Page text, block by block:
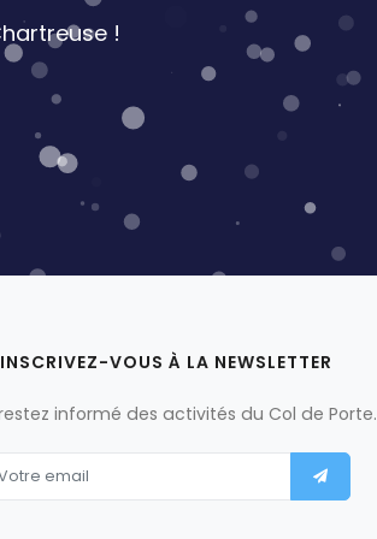
!
VOUS À LA NEWSLETTER
informé des activités du Col de Porte.